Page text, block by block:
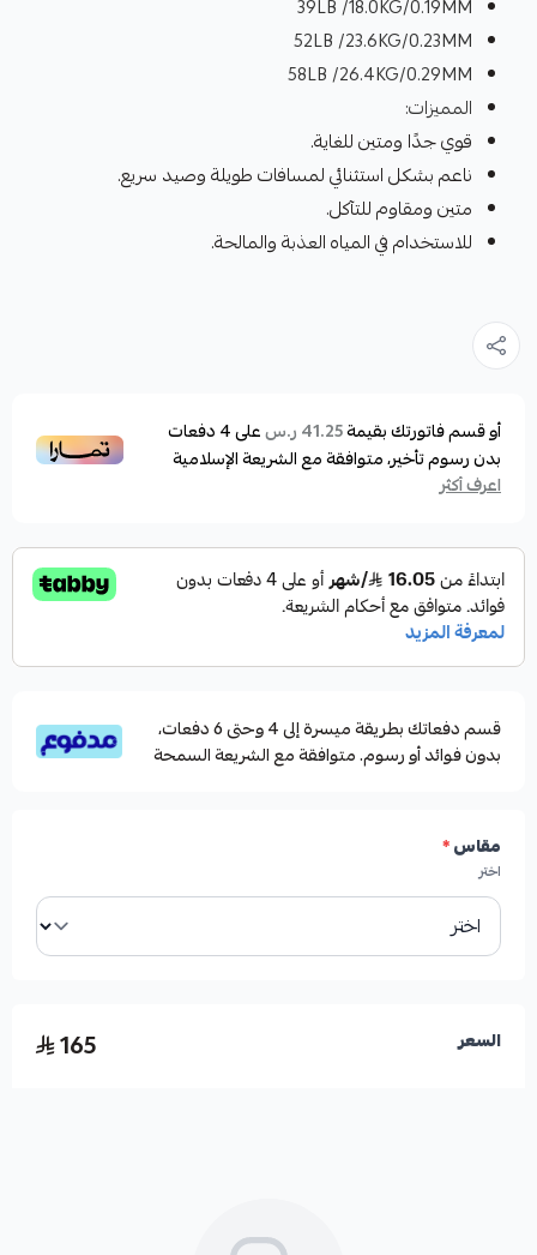
39LB /18.0KG/0.19MM
52LB /23.6KG/0.23MM
58LB /26.4KG/0.29MM
المميزات:
قوي جدًا ومتين للغاية.
ناعم بشكل استثنائي لمسافات طويلة وصيد سريع.
متين ومقاوم للتآكل.
للاستخدام في المياه العذبة والمالحة.
أو قسم فاتورتك بقيمة41.25 ر.س على4دفعات
بدون رسوم تأخير، متوافقة مع الشريعة الإسلامية
اعرف أكثر
قسم دفعاتك بطريقة ميسرة إلى 4 وحتى 6 دفعات،
بدون فوائد أو رسوم. متوافقة مع الشريعة السمحة
مقاس*
اختر
السعر 165